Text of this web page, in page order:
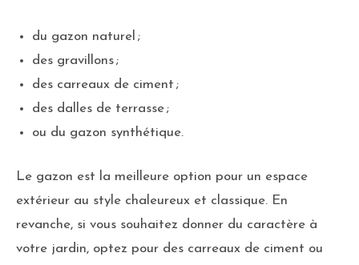
du gazon naturel ;
des gravillons ;
des carreaux de ciment ;
des dalles de terrasse ;
ou du gazon synthétique.
Le gazon est la meilleure option pour un espace
extérieur au style chaleureux et classique. En
revanche, si vous souhaitez donner du caractère à
votre jardin, optez pour des carreaux de ciment ou